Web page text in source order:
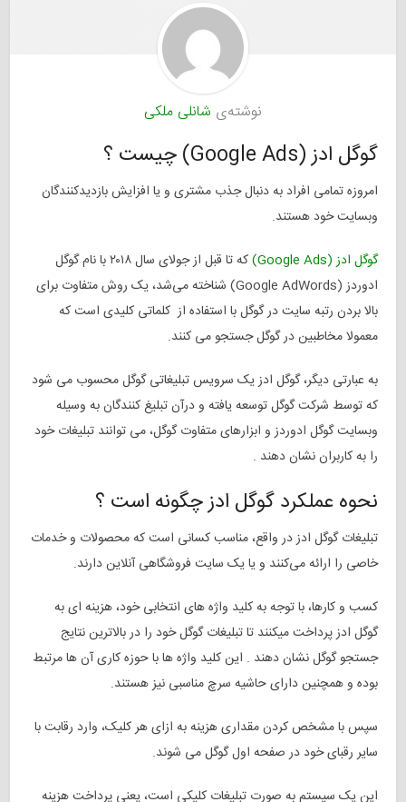
نوشته‌ی شانلی ملکی
گوگل ادز (Google Ads) چیست ؟
امروزه تمامی افراد به دنبال جذب مشتری و یا افزایش بازدیدکنندگان
وبسایت خود هستند.
گوگل ادز (Google Ads)
که تا قبل از جولای سال ۲۰۱۸ با نام
گوگل
ادوردز
(Google AdWords) شناخته می‌شد، یک روش متفاوت برای
بالا بردن رتبه سایت در گوگل با استفاده از کلماتی کلیدی است که
معمولا مخاطبین در گوگل جستجو می کنند.
به عبارتی دیگر، گوگل ادز یک سرویس تبلیغاتی گوگل محسوب می شود
که توسط شرکت گوگل توسعه یافته و درآن تبلیغ کنندگان به وسیله
وبسایت گوگل ادوردز و ابزارهای متفاوت گوگل، می توانند تبلیغات خود
را به کاربران نشان دهند .
نحوه عملکرد گوگل ادز چگونه است ؟
تبلیغات گوگل ادز در واقع، مناسب کسانی است که محصولات و خدمات
خاصی را ارائه می‌کنند و یا یک سایت فروشگاهی آنلاین دارند.
کسب و کارها، با توجه بهکلید واژههای انتخابی خود، هزینه ای به
گوگل ادز پرداخت میکنند تا تبلیغات گوگل خود را در بالاترین نتایج
جستجو گوگل نشان دهند . این کلید واژه ها با حوزه کاری آن ها مرتبط
بوده و همچنین دارای حاشیه سرچ مناسبی نیز هستند.
سپس با مشخص کردن مقداری هزینه به ازای هر کلیک، وارد رقابت با
سایر رقبای خود در صفحه اول گوگل می‌ شوند.
این یک سیستم به صورت تبلیغات کلیکی است، یعنی پرداخت هزینه